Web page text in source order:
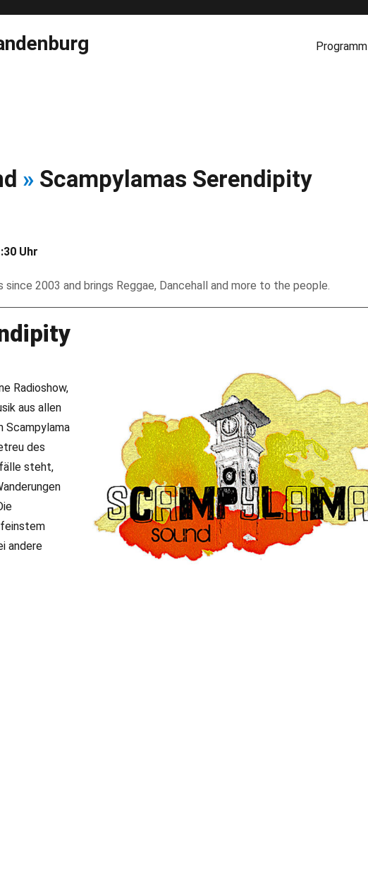
Programm
» Scampylamas Serendipity
Uhr
since 2003 and brings Reggae, Dancehall and more to the people.
Radioshow,
aus allen
Scampylama
des
steht,
feinstem
andere